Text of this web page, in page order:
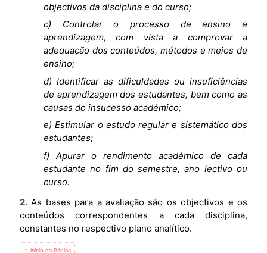
objectivos da disciplina e do curso;
c) Controlar o processo de ensino e
aprendizagem, com vista a comprovar a
adequação dos conteúdos, métodos e meios de
ensino;
d) Identificar as dificuldades ou insuficiências
de aprendizagem dos estudantes, bem como as
causas do insucesso académico;
e) Estimular o estudo regular e sistemático dos
estudantes;
f) Apurar o rendimento académico de cada
estudante no fim do semestre, ano lectivo ou
curso.
2. As bases para a avaliação são os objectivos e os
conteúdos correspondentes a cada disciplina,
constantes no respectivo plano analítico.
⇡ Início da Página